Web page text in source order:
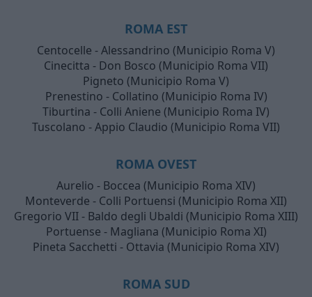
ROMA EST
Centocelle - Alessandrino (Municipio Roma V)
Cinecitta - Don Bosco (Municipio Roma VII)
Pigneto (Municipio Roma V)
Prenestino - Collatino (Municipio Roma IV)
Tiburtina - Colli Aniene (Municipio Roma IV)
Tuscolano - Appio Claudio (Municipio Roma VII)
ROMA OVEST
Aurelio - Boccea (Municipio Roma XIV)
Monteverde - Colli Portuensi (Municipio Roma XII)
Gregorio VII - Baldo degli Ubaldi (Municipio Roma XIII)
Portuense - Magliana (Municipio Roma XI)
Pineta Sacchetti - Ottavia (Municipio Roma XIV)
ROMA SUD